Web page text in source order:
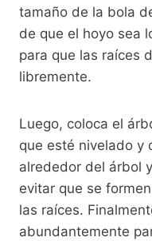
tamaño de la bola
de que el hoyo sea
para que las raíces
libremente.
Luego, coloca el
que esté nivelado y
alrededor del árbol
evitar que se
las raíces.
abundantemente